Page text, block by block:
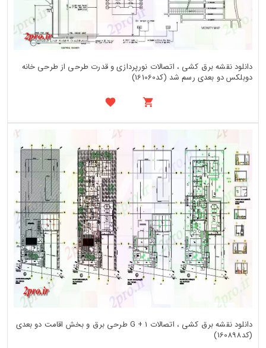
دانلود نقشه برق کشی ، اتصالات نورپردازی و قدرت طرحی از طرحی خانه
دوبلکس دو بعدی رسم شد (کد161060)
دانلود نقشه برق کشی ، اتصالات G + 1 طرحی برق و بخش اقامت دو بعدی
(کد160898)